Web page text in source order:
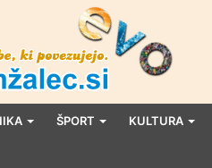
ŠPORT KULTURA